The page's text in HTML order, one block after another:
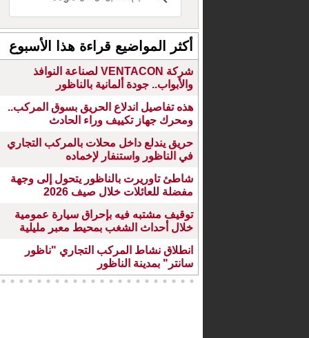
أكثر المواضيع قراءة هذا الأسبوع
شركة VENTACON لصناعة النوافذ
والأبواب.. جودة ألمانية بالناظور
هذه تفاصيل اندلاع الحريق بسوق المركب..
ومحرك جهاز تكييف وراء الحادث
حريق يندلع داخل محلات بالمركب التجاري
في الناظور واستنفار لإخماده
شاطئ تاوريرت بالناظور يتحول إلى وجهة
مفضلة للعائلات خلال صيف 2026
توقيف مشتبه فيه بإحراق سيارة عمومية
خلال أحداث الشغب بمحيط معبر مليلية
انطلاق نشاط المركب التجاري "ناظور
سانتر" بمدينة الناظور